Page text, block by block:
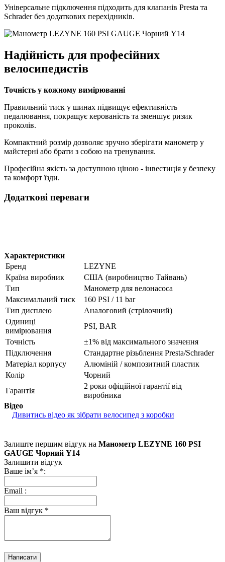
Універсальне підключення підходить для клапанів Presta та
Schrader без додаткових перехідників.
Надійність для професійних
велосипедистів
Точність у кожному вимірюванні
Правильний тиск у шинах підвищує ефективність
педалювання, покращує керованість та зменшує ризик
проколів.
Компактний розмір дозволяє зручно зберігати манометр у
майстерні або брати з собою на тренування.
Професійна якість за доступною ціною - інвестиція у безпеку
та комфорт їзди.
Додаткові переваги
Характеристики
Бренд
LEZYNE
Країна виробник
США (виробництво Тайвань)
Тип
Манометр для велонасоса
Максимальний тиск
160 PSI / 11 bar
Тип дисплею
Аналоговий (стрілочний)
Одиниці
вимірювання
PSI, BAR
Точність
±1% від максимального значення
Підключення
Стандартне різьблення Presta/Schrader
Матеріал корпусу
Алюміній / композитний пластик
Колір
Чорний
Гарантія
2 роки офіційної гарантії від
виробника
Відео
Дивитись відео як зібрати велосипед з коробки
Залиште першим відгук на Манометр LEZYNE 160 PSI
GAUGE Чорний Y14
Залишити відгук
Ваше ім’я *:
Email :
Ваш відгук *
Написати